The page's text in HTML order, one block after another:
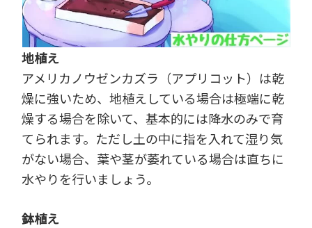
地植え
アメリカノウゼンカズラ（アプリコット）は乾
燥に強いため、地植えしている場合は極端に乾
燥する場合を除いて、基本的には降水のみで育
てられます。ただし土の中に指を入れて湿り気
がない場合、葉や茎が萎れている場合は直ちに
水やりを行いましょう。
鉢植え